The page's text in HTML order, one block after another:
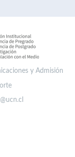
y Admisión